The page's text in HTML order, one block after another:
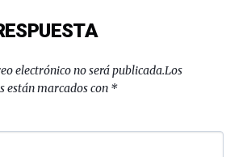
electrónico no será publicada.Los
están marcados con *